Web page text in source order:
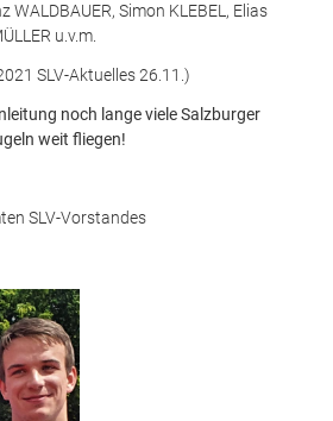
WALDBAUER, Simon KLEBEL, Elias
u.v.m.
SLV-Aktuelles 26.11.)
noch lange viele Salzburger
weit fliegen!
SLV-Vorstandes